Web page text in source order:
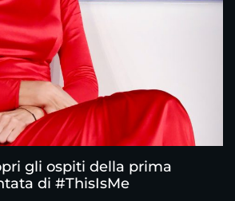
gli ospiti della prima
di #ThisIsMe